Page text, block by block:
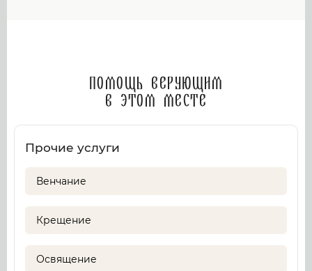
Помощь верующим
в этом месте
Прочие услуги
Венчание
Крещение
Освящение